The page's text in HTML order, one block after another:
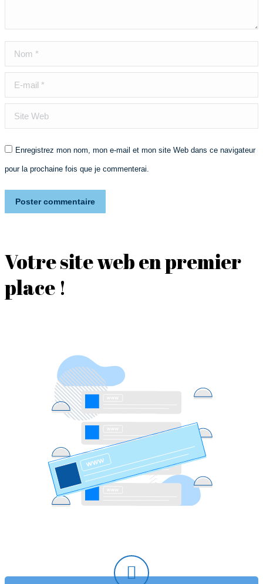
Nom *
E-mail *
Site Web
Enregistrez mon nom, mon e-mail et mon site Web dans ce navigateur
pour la prochaine fois que je commenterai.
Poster commentaire
Votre site web en premier
place !